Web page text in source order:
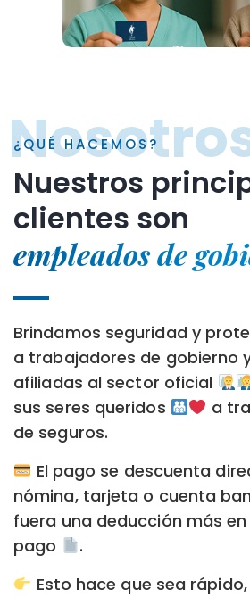
¿QUÉ HACEMOS?
Nuestros
clientes son
empleados de
Brindamos seguridad y
a trabajadores de gobierno
afiliadas al sector oficial
sus seres queridos
a
de seguros.
El pago se descuenta
nómina, tarjeta o cuenta
fuera una deducción más
pago
.
Esto hace que sea